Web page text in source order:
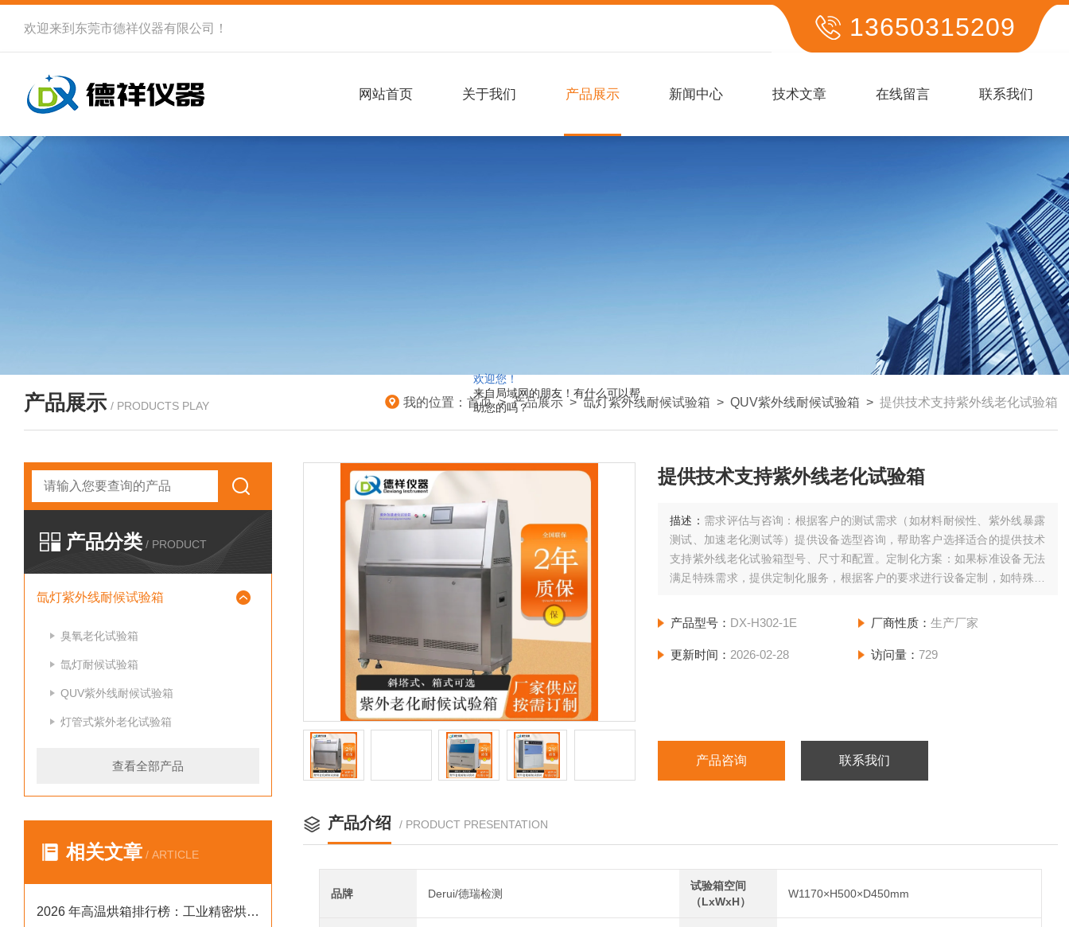
欢迎您！
来自局域网的朋友！有什么可以帮
助您的吗？
欢迎来到 东莞市德祥仪器有限公司 ！ 13650315209
网站首页 关于我们 产品展示 新闻中心 技术文章 在线留言 联系我们
产品展示 / PRODUCTS PLAY 我的位置： 首页>产品展示 >氙灯紫外线耐候试验箱 > QUV紫外线耐候试验箱 > 提供技术支持紫外线老化试验箱
产品分类 / PRODUCT
氙灯紫外线耐候试验箱
臭氧老化试验箱
氙灯耐候试验箱
QUV紫外线耐候试验箱
灯管式紫外老化试验箱
查看全部产品
相关文章 / ARTICLE
2026 年高温烘箱排行榜：工业精密烘烤设备采购指南
提供技术支持紫外线老化试验箱
描述： 需求评估与咨询：根据客户的测试需求（如材料耐候性、紫外线暴露
测试、加速老化测试等）提供设备选型咨询，帮助客户选择适合的提供技术
支持紫外线老化试验箱型号、尺寸和配置。定制化方案：如果标准设备无法
满足特殊需求，提供定制化服务，根据客户的要求进行设备定制，如特殊的
产品型号： DX-H302-1E 厂商性质： 生产厂家
更新时间： 2026-02-28 访问量： 729
产品咨询 联系我们
产品介绍 / PRODUCT PRESENTATION
品牌 Derui/德瑞检测
试验箱空间
（LxWxH）
W1170×H500×D450mm